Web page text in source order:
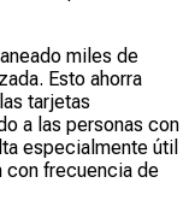
miles de
Esto ahorra
tarjetas
a las personas con
especialmente útil
con frecuencia de